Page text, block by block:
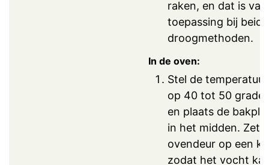
raken, en dat is van
toepassing bij beide
droogmethoden.
In de oven:
Stel de
op 40 tot 50
en plaats de
in het midden. Zet
ovendeur op een
zodat het vocht